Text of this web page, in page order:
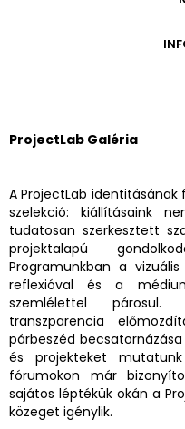
PÉCSI
ProjectLab Galéria
A ProjectLab
szelekció: kiállításaink
tudatosan szerkesztett
projektalapú
Programunkban a
reflexióval és a
szemlélettel párosul.
transzparencia
párbeszéd
és projekteket
fórumokon már
sajátos léptékük okán a
közeget igénylik.